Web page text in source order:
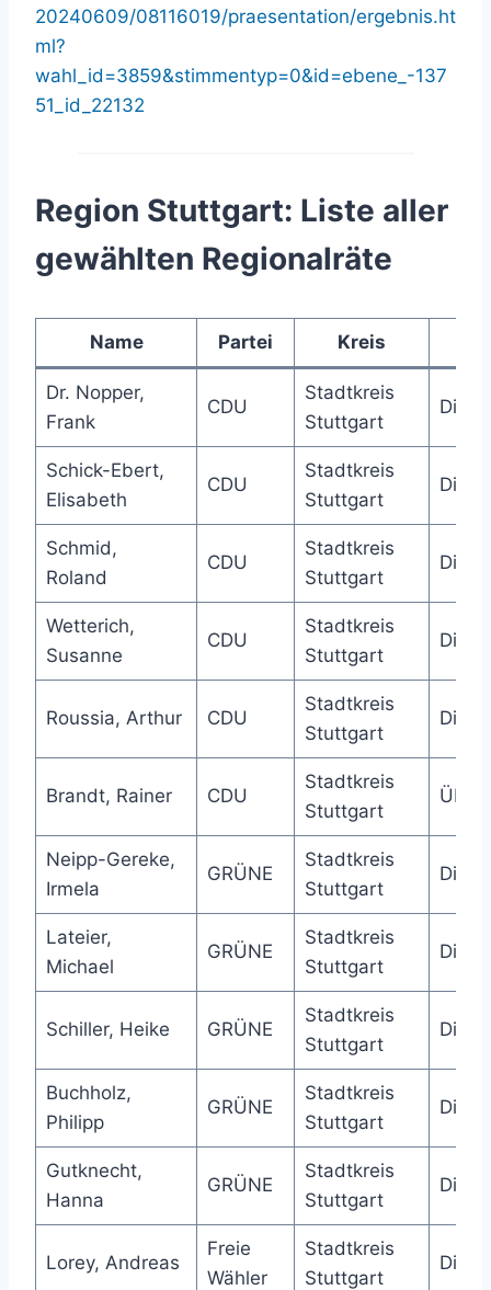
20240609/08116019/praesentation/ergebnis.ht
ml?
wahl_id=3859&stimmentyp=0&id=ebene_-137
51_id_22132
Region Stuttgart: Liste aller
gewählten Regionalräte
Name Partei Kreis
Dr. Nopper,
Frank
CDU
Stadtkreis
Stuttgart
Schick-Ebert,
Elisabeth
CDU
Stadtkreis
Stuttgart
Schmid,
Roland
CDU
Stadtkreis
Stuttgart
Wetterich,
Susanne
CDU
Stadtkreis
Stuttgart
Roussia, Arthur CDU
Stadtkreis
Stuttgart
Brandt, Rainer CDU
Stadtkreis
Stuttgart
Neipp-Gereke,
Irmela
GRÜNE
Stadtkreis
Stuttgart
Lateier,
Michael
GRÜNE
Stadtkreis
Stuttgart
Schiller, Heike GRÜNE
Stadtkreis
Stuttgart
Buchholz,
Philipp
GRÜNE
Stadtkreis
Stuttgart
Gutknecht,
Hanna
GRÜNE
Stadtkreis
Stuttgart
Lorey, Andreas
Freie
Wähler
Stadtkreis
Stuttgart